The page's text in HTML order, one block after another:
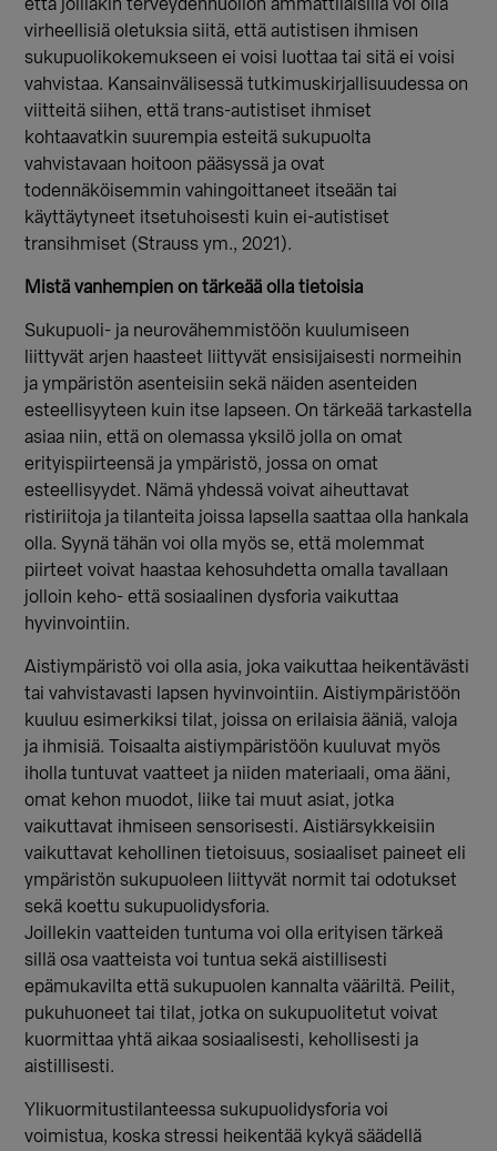
että joillakin terveydenhuollon ammattilaisilla voi olla
virheellisiä oletuksia siitä, että autistisen ihmisen
sukupuolikokemukseen ei voisi luottaa tai sitä ei voisi
vahvistaa. Kansainvälisessä tutkimuskirjallisuudessa on
viitteitä siihen, että trans-autistiset ihmiset
kohtaavatkin suurempia esteitä sukupuolta
vahvistavaan hoitoon pääsyssä ja ovat
todennäköisemmin vahingoittaneet itseään tai
käyttäytyneet itsetuhoisesti kuin ei-autistiset
transihmiset (Strauss ym., 2021).
Mistä vanhempien on tärkeää olla tietoisia
Sukupuoli- ja neurovähemmistöön kuulumiseen
liittyvät arjen haasteet liittyvät ensisijaisesti normeihin
ja ympäristön asenteisiin sekä näiden asenteiden
esteellisyyteen kuin itse lapseen. On tärkeää tarkastella
asiaa niin, että on olemassa yksilö jolla on omat
erityispiirteensä ja ympäristö, jossa on omat
esteellisyydet. Nämä yhdessä voivat aiheuttavat
ristiriitoja ja tilanteita joissa lapsella saattaa olla hankala
olla. Syynä tähän voi olla myös se, että molemmat
piirteet voivat haastaa kehosuhdetta omalla tavallaan
jolloin keho- että sosiaalinen dysforia vaikuttaa
hyvinvointiin.
Aistiympäristö voi olla asia, joka vaikuttaa heikentävästi
tai vahvistavasti lapsen hyvinvointiin. Aistiympäristöön
kuuluu esimerkiksi tilat, joissa on erilaisia ääniä, valoja
ja ihmisiä. Toisaalta aistiympäristöön kuuluvat myös
iholla tuntuvat vaatteet ja niiden materiaali, oma ääni,
omat kehon muodot, liike tai muut asiat, jotka
vaikuttavat ihmiseen sensorisesti. Aistiärsykkeisiin
vaikuttavat kehollinen tietoisuus, sosiaaliset paineet eli
ympäristön sukupuoleen liittyvät normit tai odotukset
sekä koettu sukupuolidysforia.
Joillekin vaatteiden tuntuma voi olla erityisen tärkeä
sillä osa vaatteista voi tuntua sekä aistillisesti
epämukavilta että sukupuolen kannalta vääriltä. Peilit,
pukuhuoneet tai tilat, jotka on sukupuolitetut voivat
kuormittaa yhtä aikaa sosiaalisesti, kehollisesti ja
aistillisesti.
Ylikuormitustilanteessa sukupuolidysforia voi
voimistua, koska stressi heikentää kykyä säädellä